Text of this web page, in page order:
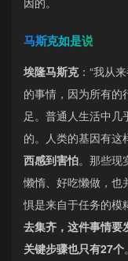
马斯克如是说
埃隆马斯克：“我从
的事情，因为所有的
足。普通人生活中
的。人类的基因有这
西感到害怕。那些现
懒惰、好吃懒做，也
惧是来自于任务的模
去集齐，这件事情要
关键步骤也只有27个